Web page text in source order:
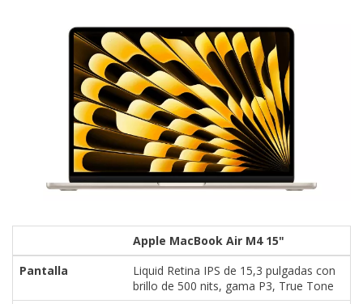
Apple MacBook Air M4 15"
Pantalla
Liquid Retina IPS de 15,3 pulgadas con
brillo de 500 nits, gama P3, True Tone